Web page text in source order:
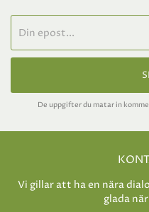
De uppgifter du matar in
Vi gillar att ha en nära
glada